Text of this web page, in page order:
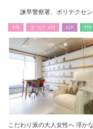
諫早警察署、ポリテクセ
ﾈｲﾙ まつげ･ﾒｲｸ ｴｽﾃ ﾘﾗｸ
こだわり派の大人女性へ 浮か